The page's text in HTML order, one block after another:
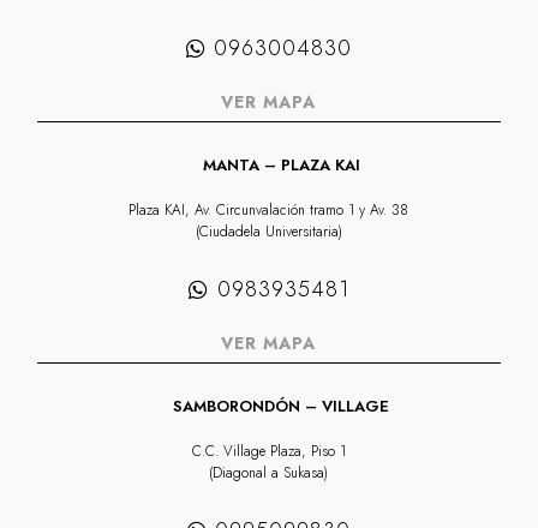
0963004830
VER MAPA
MANTA – PLAZA KAI
Plaza KAI, Av. Circunvalación tramo 1 y Av. 38
(Ciudadela Universitaria)
0983935481
VER MAPA
SAMBORONDÓN – VILLAGE
C.C. Village Plaza, Piso 1
(Diagonal a Sukasa)